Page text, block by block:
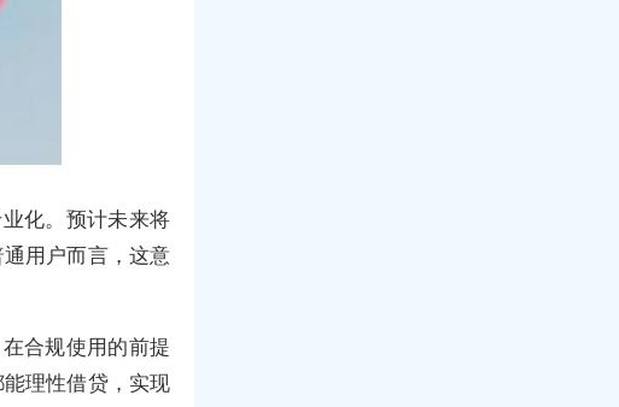
化。预计未来将
用户而言，这意
合规使用的前提
理性借贷，实现